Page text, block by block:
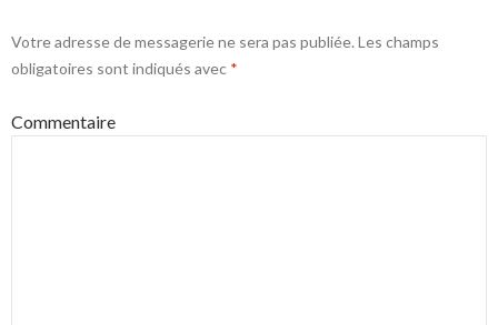
Votre adresse de messagerie ne sera pas publiée. Les champs
obligatoires sont indiqués avec *
Commentaire